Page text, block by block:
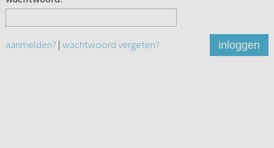
aanmelden? | wachtwoord vergeten? inloggen